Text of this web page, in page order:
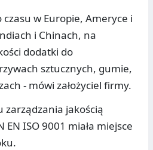
w Europie, Ameryce i
i Chinach, na
dodatki do
sztucznych, gumie,
- mówi założyciel firmy.
zarządzania jakością
ISO 9001 miała miejsce